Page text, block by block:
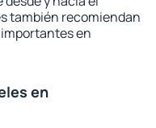
también recomiendan
en
en